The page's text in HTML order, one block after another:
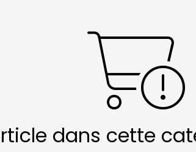
dans cette